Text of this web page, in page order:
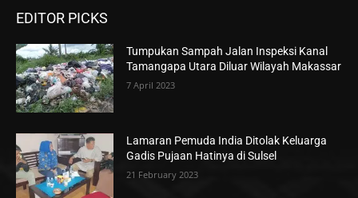
EDITOR PICKS
Tumpukan Sampah Jalan Inspeksi Kanal
Tamangapa Utara Diluar Wilayah Makassar
7 April 2023
Lamaran Pemuda India Ditolak Keluarga
Gadis Pujaan Hatinya di Sulsel
21 February 2023